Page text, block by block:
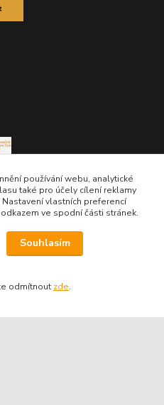
používání webu, analytické
také pro účely cílení reklamy
vlastních preferencí
ve spodní části stránek.
Souhlasím
odmítnout zde.